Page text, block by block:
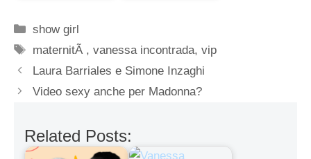
Categorie
show girl
Tag
maternitÃ ,vanessa incontrada,vip
Laura Barriales e Simone Inzaghi
Video sexy anche per Madonna?
Related Posts: